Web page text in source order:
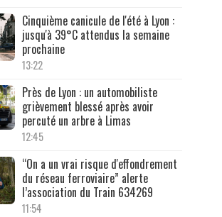
Cinquième canicule de l'été à Lyon :
jusqu'à 39°C attendus la semaine
prochaine
13:22
Près de Lyon : un automobiliste
grièvement blessé après avoir
percuté un arbre à Limas
12:45
“On a un vrai risque d'effondrement
du réseau ferroviaire” alerte
l’association du Train 634269
11:54